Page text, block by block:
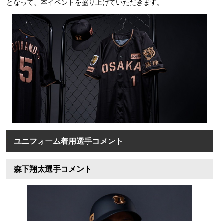
ユニフォーム着用選手コメント
森下翔太選手コメント